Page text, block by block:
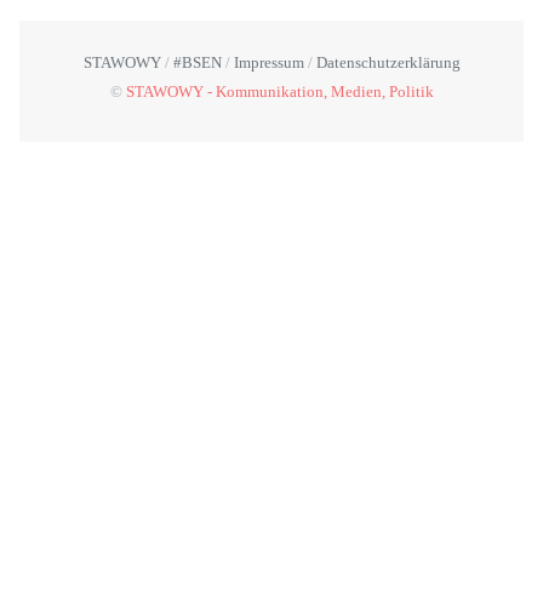
STAWOWY #BSEN Impressum
Datenschutzerklärung
© STAWOWY - Kommunikation, Medien, Politik